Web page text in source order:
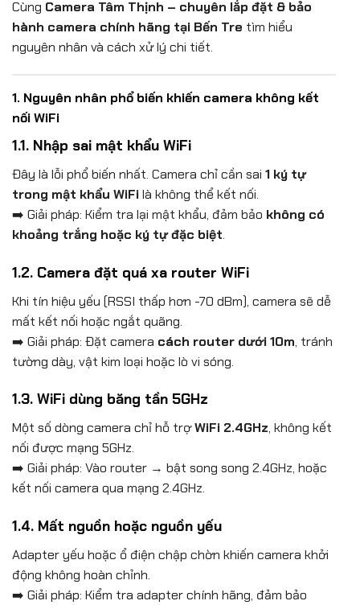
Cùng Camera Tâm Thịnh – chuyên lắp đặt & bảo
hành camera chính hãng tại Bến Tre tìm hiểu
nguyên nhân và cách xử lý chi tiết.
1. Nguyên nhân phổ biến khiến camera không kết
nối WiFi
1.1. Nhập sai mật khẩu WiFi
Đây là lỗi phổ biến nhất. Camera chỉ cần sai 1 ký tự
trong mật khẩu WiFilà không thể kết nối.
➡️ Giải pháp: Kiểm tra lại mật khẩu, đảm bảo không có
khoảng trắng hoặc ký tự đặc biệt.
1.2. Camera đặt quá xa router WiFi
Khi tín hiệu yếu (RSSI thấp hơn -70 dBm), camera sẽ dễ
mất kết nối hoặc ngắt quãng.
➡️ Giải pháp: Đặt camera cách router dưới 10m, tránh
tường dày, vật kim loại hoặc lò vi sóng.
1.3. WiFi dùng băng tần 5GHz
Một số dòng camera chỉ hỗ trợWiFi 2.4GHz, không kết
nối được mạng 5GHz.
➡️ Giải pháp: Vào router → bật song song 2.4GHz, hoặc
kết nối camera qua mạng 2.4GHz.
1.4. Mất nguồn hoặc nguồn yếu
Adapter yếu hoặc ổ điện chập chờn khiến camera khởi
động không hoàn chỉnh.
➡️ Giải pháp: Kiểm tra adapter chính hãng, đảm bảo